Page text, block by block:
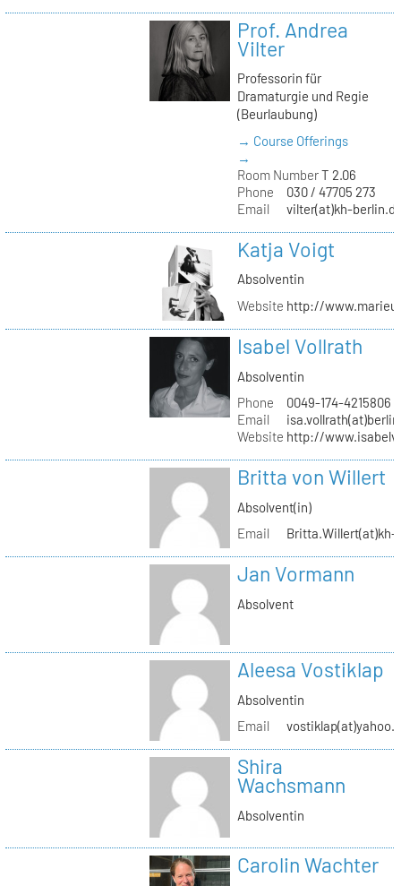
Prof. Andrea
Vilter
Professorin für
Dramaturgie und Regie
(Beurlaubung)
→ Course Offerings
→
Room NumberT 2.06
Phone
030 / 47705 273
Email
vilter(at)kh-
Katja Voigt
Absolventin
Website http://
Isabel Vollrath
Absolventin
Phone
0049-174-4215806
Email
Website http://
Britta von Willert
Absolvent(in)
Email
Britta.Willert(at)kh-
Jan Vormann
Absolvent
Aleesa Vostiklap
Absolventin
Email
Shira
Wachsmann
Absolventin
Carolin Wachter